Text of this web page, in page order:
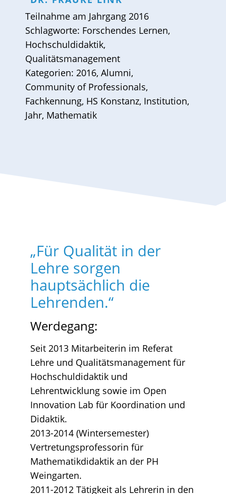
Teilnahme am Jahrgang 2016
Schlagworte: Forschendes Lernen,
Hochschuldidaktik,
Qualitätsmanagement
Kategorien: 2016, Alumni,
Community of Professionals,
Fachkennung, HS Konstanz, Institution,
Jahr, Mathematik
„Für Qualität in der
Lehre sorgen
hauptsächlich die
Lehrenden.“
Werdegang:
Seit 2013 Mitarbeiterin im Referat
Lehre und Qualitätsmanagement für
Hochschuldidaktik und
Lehrentwicklung sowie im Open
Innovation Lab für Koordination und
Didaktik.
2013-2014 (Wintersemester)
Vertretungsprofessorin für
Mathematikdidaktik an der PH
Weingarten.
2011-2012 Tätigkeit als Lehrerin in den